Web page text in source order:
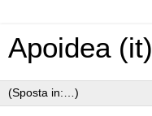
Apoidea (it)